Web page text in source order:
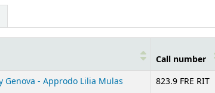
Call number
Genova - Approdo Lilia Mulas
823.9 FRE RIT